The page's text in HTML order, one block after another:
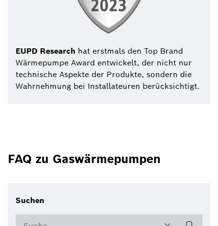
EUPD Research hat erstmals den Top Brand
Wärmepumpe Award entwickelt, der nicht nur
technische Aspekte der Produkte, sondern die
Wahrnehmung bei Installateuren berücksichtigt.
FAQ zu Gaswärmepumpen
Suchen